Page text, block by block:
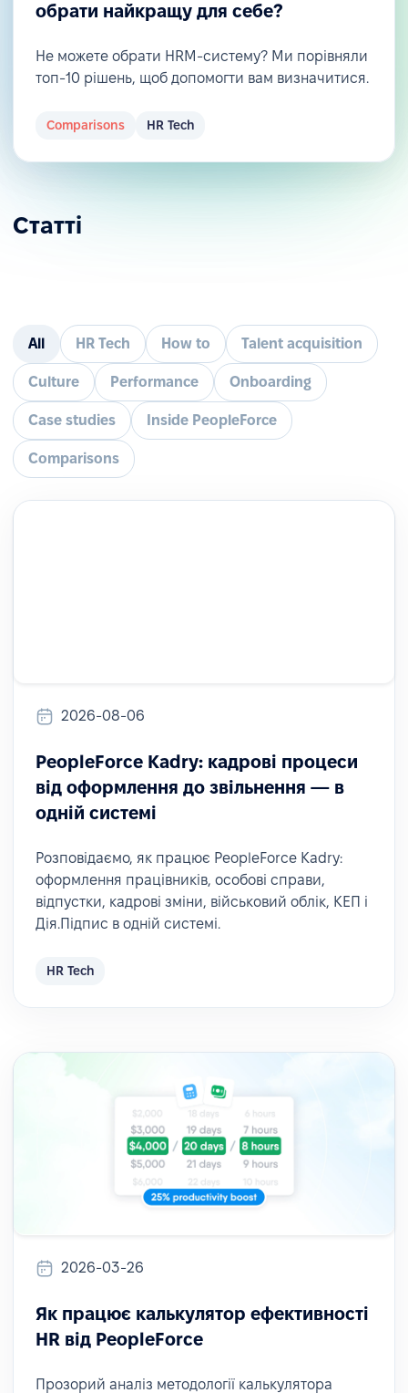
обрати найкращу для себе?
Не можете обрати HRM-систему? Ми порівняли
топ-10 рішень, щоб допомогти вам визначитися.
Comparisons HR Tech
Статті
All HR Tech How to Talent acquisition
Culture Performance Onboarding
Case studies Inside PeopleForce
Comparisons
2026-08-06
PeopleForce Kadry: кадрові процеси
від оформлення до звільнення — в
одній системі
Розповідаємо, як працює PeopleForce Kadry:
оформлення працівників, особові справи,
відпустки, кадрові зміни, військовий облік, КЕП і
Дія.Підпис в одній системі.
HR Tech
2026-03-26
Як працює калькулятор ефективності
HR від PeopleForce
Прозорий аналіз методології калькулятора